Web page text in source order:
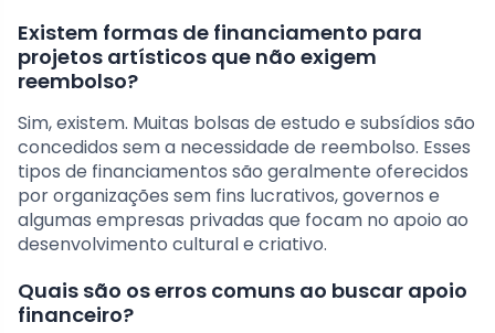
Existem formas de financiamento para
projetos artísticos que não exigem
reembolso?
Sim, existem. Muitas bolsas de estudo e subsídios são
concedidos sem a necessidade de reembolso. Esses
tipos de financiamentos são geralmente oferecidos
por organizações sem fins lucrativos, governos e
algumas empresas privadas que focam no apoio ao
desenvolvimento cultural e criativo.
Quais são os erros comuns ao buscar apoio
financeiro?